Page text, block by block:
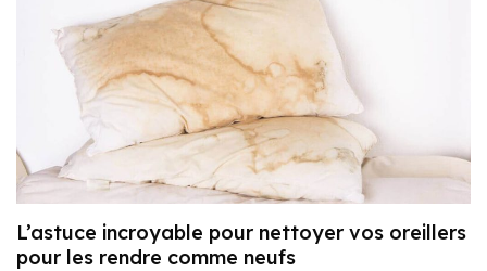
L’astuce incroyable pour nettoyer vos oreillers
pour les rendre comme neufs